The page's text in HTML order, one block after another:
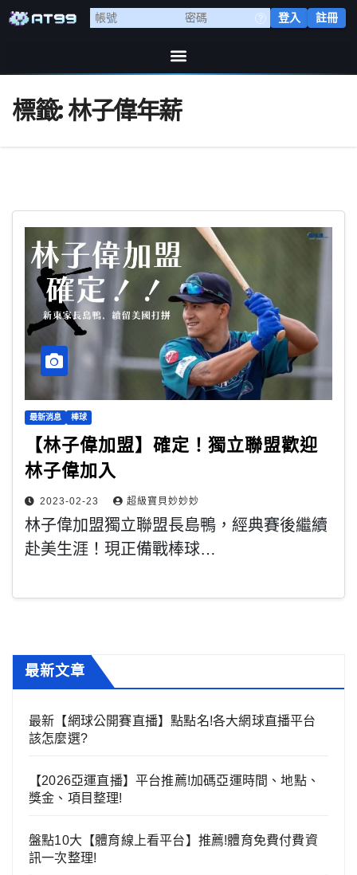
登入 註冊
標籤:林子偉年薪
最新消息 棒球
【林子偉加盟】確定！獨立聯盟歡迎
林子偉加入
2023-02-23 超級寶貝妙妙妙
林子偉加盟獨立聯盟長島鴨，經典賽後繼續
赴美生涯！現正備戰棒球…
最新文章
最新【網球公開賽直播】點點名!各大網球直播平台
該怎麼選?
【2026亞運直播】平台推薦!加碼亞運時間、地點、
獎金、項目整理!
盤點10大【體育線上看平台】推薦!體育免費付費資
訊一次整理!